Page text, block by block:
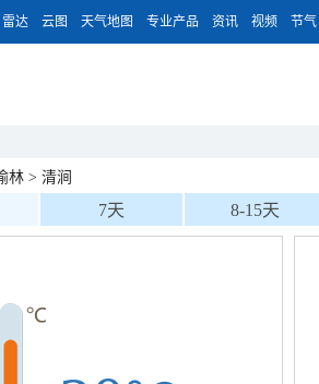
雷达 云图 天气地图 专业产品 资讯 视频 节气
林 > 清涧
7天 8-15天